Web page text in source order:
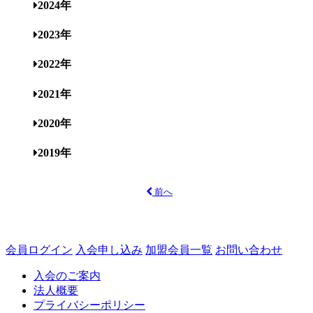
2024年
2023年
2022年
2021年
2020年
2019年
前へ
会員ログイン 入会申し込み 加盟会員一覧 お問い合わせ
入会のご案内
法人概要
プライバシーポリシー